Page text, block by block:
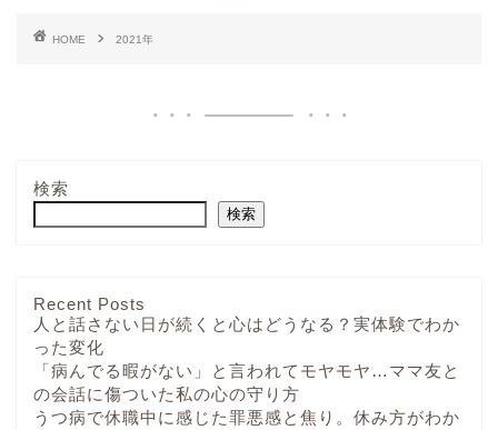
HOME 2021年
検索
検索
Recent Posts
人と話さない日が続くと心はどうなる？実体験でわか
った変化
「病んでる暇がない」と言われてモヤモヤ…ママ友と
の会話に傷ついた私の心の守り方
うつ病で休職中に感じた罪悪感と焦り。休み方がわか